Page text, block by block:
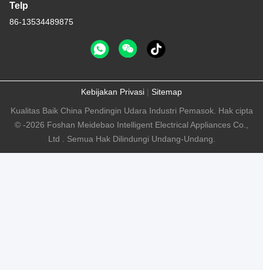
Telp
86-13534489875
Kebijakan Privasi | Sitemap
Kualitas Baik China Pendingin Udara Industri Pemasok. Hak cipta
© -2026 Foshan Meidebao Intelligent Electrical Appliances Co.,
Ltd . Semua Hak Dilindungi Undang-Undang.